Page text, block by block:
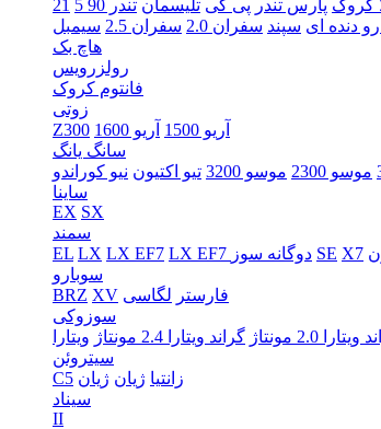
21
کروک پارس تندر پی کی تلیسمان
دنده ای سپند سفران 2.0 سفران 2.5
هاچ بک
رولزرویس
فانتوم کروک
زوتی
Z300
آریو 1500
آریو 1600
سانگ یانگ
موسو 2300 موسو 3200 تیو اکتیون نیو کوراندو
ساینا
EX SX
سمند
EL LX LX EF7 LX EF7 دوگانه سوز SE X7
سوبارو
BRZ XV فارستر لگاسی
سوزوکی
2.0 مونتاژ گراند ویتارا 2.4 مونتاژ
ویتارا
سیتروئن
C5
زانتیا ژیان ژیان
سیناد
II